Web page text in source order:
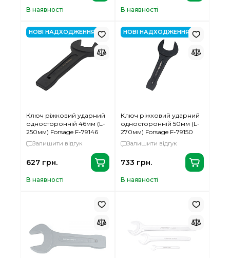
В наявності В наявності
НОВІ НАДХОДЖЕННЯ
Ключ ріжковий ударний
односторонній 46мм (L-
250мм) Forsage F-79146
Залишити відгук
627 грн.
В наявності
НОВІ НАДХОДЖЕННЯ
Ключ ріжковий ударний
односторонній 50мм (L-
270мм) Forsage F-79150
Залишити відгук
733 грн.
В наявності